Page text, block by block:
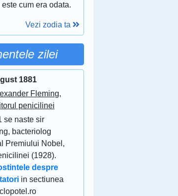
cum era odata.
Vezi zodia ta
zilei
1881
Fleming,
penicilinei
se naste sir
bacteriolog
Premiului Nobel,
(1928).
despre
in sectiunea